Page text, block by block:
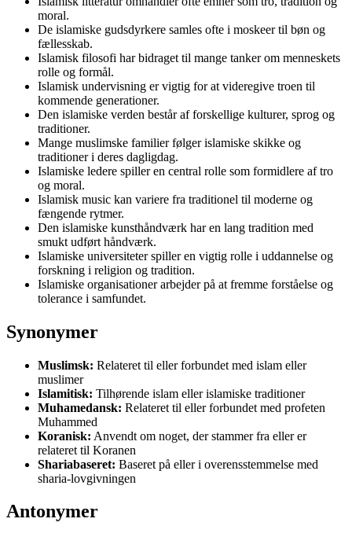
moral.
De islamiske gudsdyrkere samles ofte i moskeer til bøn og
fællesskab.
Islamisk filosofi har bidraget til mange tanker om menneskets
rolle og formål.
Islamisk undervisning er vigtig for at videregive troen til
kommende generationer.
Den islamiske verden består af forskellige kulturer, sprog og
traditioner.
Mange muslimske familier følger islamiske skikke og
traditioner i deres dagligdag.
Islamiske ledere spiller en central rolle som formidlere af tro
og moral.
Islamisk music kan variere fra traditionel til moderne og
fængende rytmer.
Den islamiske kunsthåndværk har en lang tradition med
smukt udført håndværk.
Islamiske universiteter spiller en vigtig rolle i uddannelse og
forskning i religion og tradition.
Islamiske organisationer arbejder på at fremme forståelse og
tolerance i samfundet.
Synonymer
Muslimsk: Relateret til eller forbundet med islam eller
muslimer
Islamitisk: Tilhørende islam eller islamiske traditioner
Muhamedansk: Relateret til eller forbundet med profeten
Muhammed
Koranisk: Anvendt om noget, der stammer fra eller er
relateret til Koranen
Shariabaseret: Baseret på eller i overensstemmelse med
sharia-lovgivningen
Antonymer